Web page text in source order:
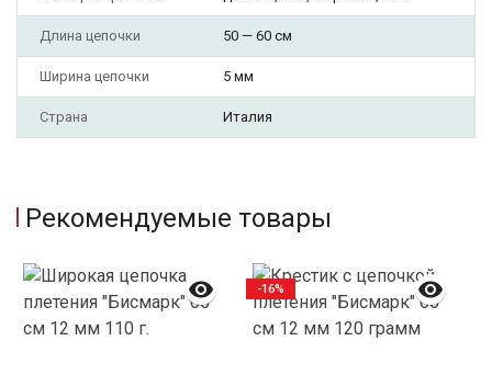
Длина цепочки 50 — 60 см
Ширина цепочки 5 мм
Страна Италия
Рекомендуемые товары
-16%